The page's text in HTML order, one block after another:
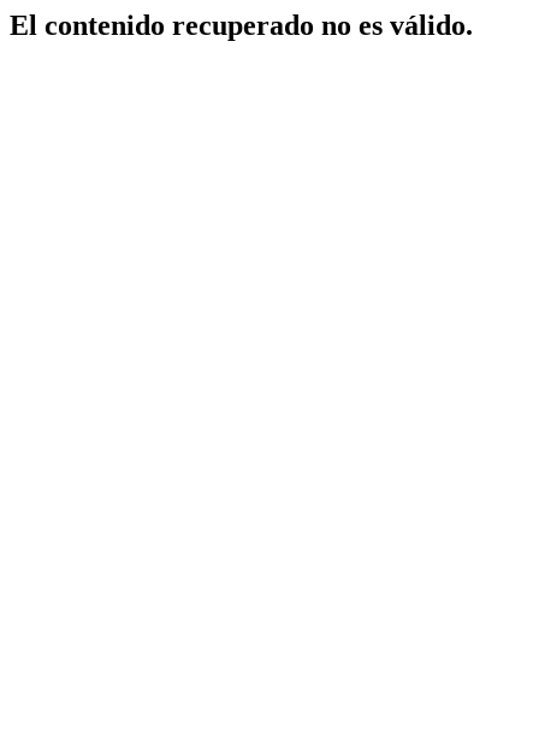
El contenido recuperado no es válido.